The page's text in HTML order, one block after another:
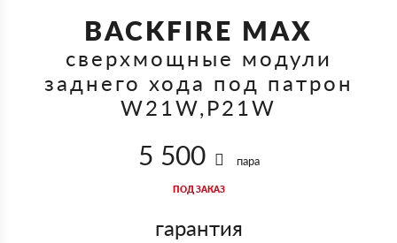
BACKFIRE MAX
сверхмощные модули
заднего хода под патрон
W21W,P21W
5 500 пара
ПОД ЗАКАЗ
гарантия